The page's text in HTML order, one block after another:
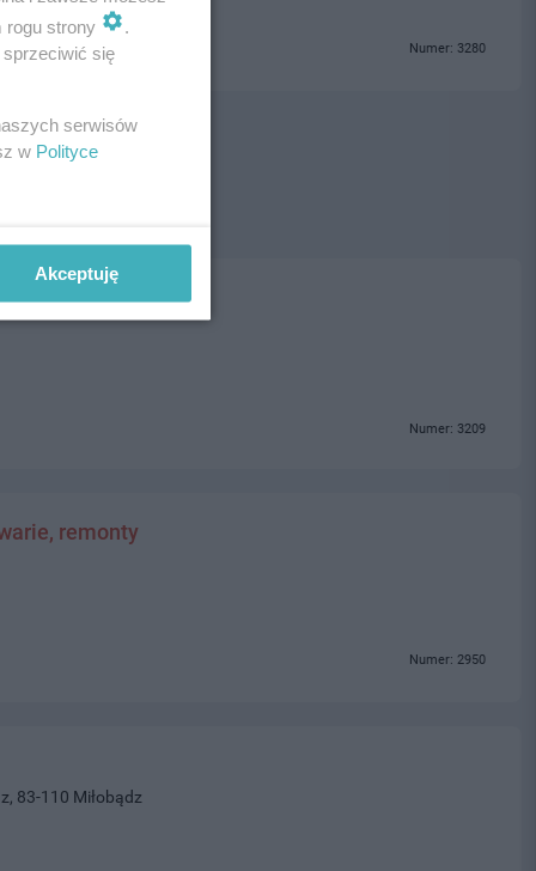
Numer: 3280
Numer: 3209
remonty
Numer: 2950
83-110 Miłobądz
rogu strony
.
się
serwisów
w Polityce
Akceptuję